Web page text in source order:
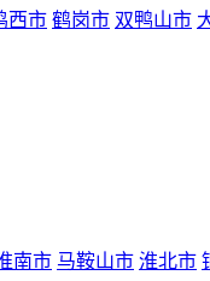
西市 鹤岗市 双鸭山市
南市 马鞍山市 淮北市